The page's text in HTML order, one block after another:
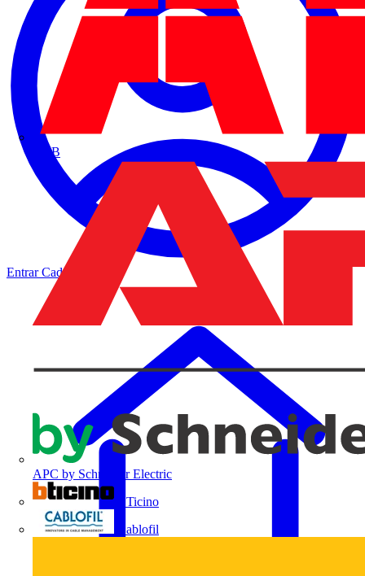
ABB
APC by Schneider Electric
BTicino
Cablofil
EntrarCadastrar